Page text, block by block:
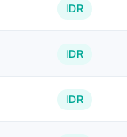
IDR
IDR
IDR